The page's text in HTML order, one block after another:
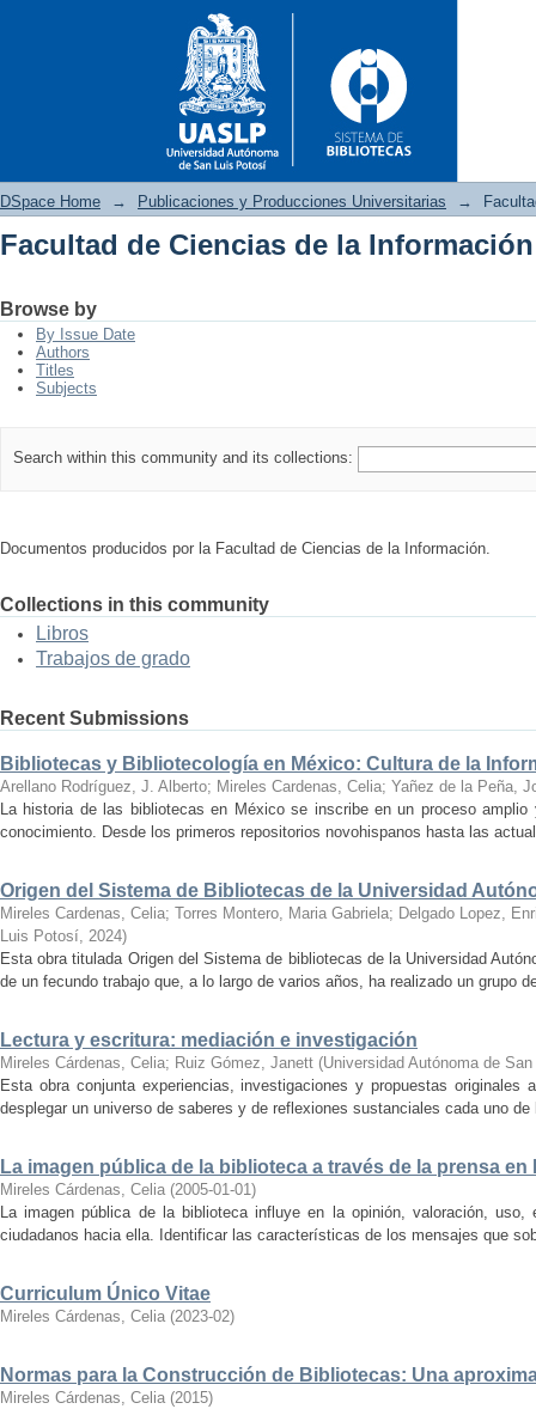
DSpace Home → Publicaciones y Producciones Universitarias →
Facultad de Ciencias de la Información
Browse by
By Issue Date
Authors
Titles
Subjects
Search within this community and its collections:
Documentos producidos por la Facultad de Ciencias de la Información.
Collections in this community
Libros
Trabajos de grado
Recent Submissions
Bibliotecas y Bibliotecología en México: Cultura de la
Arellano Rodríguez, J. Alberto; Mireles Cardenas, Celia; Yañez de la Peña,
La historia de las bibliotecas en México se inscribe en un proceso
conocimiento. Desde los primeros repositorios novohispanos hasta las
Origen del Sistema de Bibliotecas de la Universidad
Mireles Cardenas, Celia; Torres Montero, Maria Gabriela; Delgado Lopez,
Luis Potosí, 2024)
Esta obra titulada Origen del Sistema de bibliotecas de la Universidad
de un fecundo trabajo que, a lo largo de varios años, ha realizado un grupo
Lectura y escritura: mediación e investigación
Mireles Cárdenas, Celia; Ruiz Gómez, Janett (Universidad Autónoma de
Esta obra conjunta experiencias, investigaciones y propuestas originales
desplegar un universo de saberes y de reflexiones sustanciales cada uno
La imagen pública de la biblioteca a través de la prensa en
Mireles Cárdenas, Celia (2005-01-01)
La imagen pública de la biblioteca influye en la opinión, valoración,
ciudadanos hacia ella. Identificar las características de los mensajes que
Curriculum Único Vitae
Mireles Cárdenas, Celia (2023-02)
Normas para la Construcción de Bibliotecas: Una
Mireles Cárdenas, Celia (2015)